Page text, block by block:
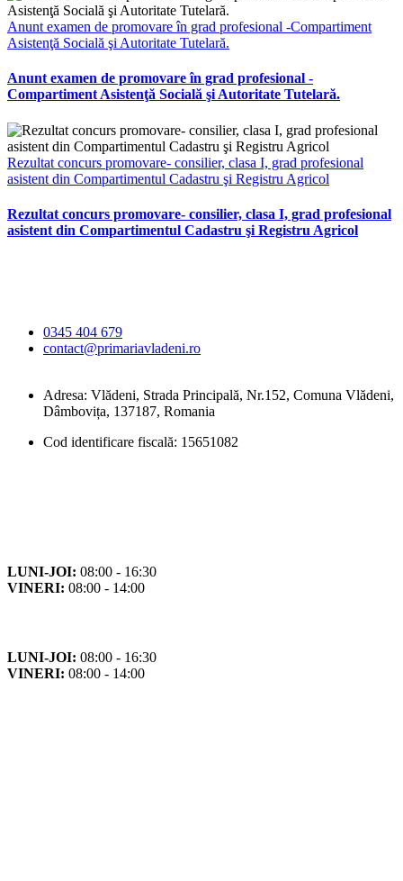
Anunt examen de promovare în grad profesional -Compartiment
Asistenţă Socială şi Autoritate Tutelară.
Anunt examen de promovare în grad profesional -
Compartiment Asistenţă Socială şi Autoritate Tutelară.
Rezultat concurs promovare- consilier, clasa I, grad profesional
asistent din Compartimentul Cadastru şi Registru Agricol
Rezultat concurs promovare- consilier, clasa I, grad profesional
asistent din Compartimentul Cadastru şi Registru Agricol
0345 404 679
contact@primariavladeni.ro
Adresa: Vlădeni, Strada Principală, Nr.152, Comuna Vlădeni,
Dâmbovița, 137187, Romania
Cod identificare fiscală: 15651082
LUNI-JOI: 08:00 - 16:30
VINERI: 08:00 - 14:00
LUNI-JOI: 08:00 - 16:30
VINERI: 08:00 - 14:00